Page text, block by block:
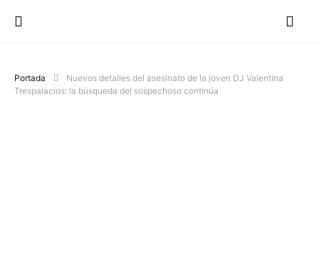
Portada
Nuevos detalles del asesinato de la joven DJ Valentina
Trespalacios: la búsqueda del sospechoso continúa